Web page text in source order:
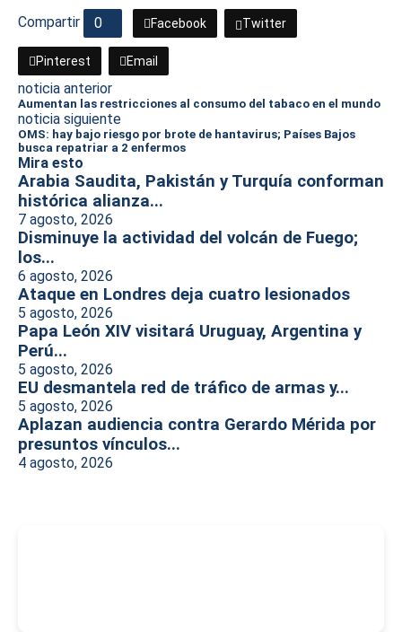
Compartir 0 Facebook Twitter
Pinterest Email
noticia anterior
Aumentan las restricciones al consumo del tabaco en el mundo
noticia siguiente
OMS: hay bajo riesgo por brote de hantavirus; Países Bajos
busca repatriar a 2 enfermos
Mira esto
Arabia Saudita, Pakistán y Turquía conforman
histórica alianza...
7 agosto, 2026
Disminuye la actividad del volcán de Fuego;
los...
6 agosto, 2026
Ataque en Londres deja cuatro lesionados
5 agosto, 2026
Papa León XIV visitará Uruguay, Argentina y
Perú...
5 agosto, 2026
EU desmantela red de tráfico de armas y...
5 agosto, 2026
Aplazan audiencia contra Gerardo Mérida por
presuntos vínculos...
4 agosto, 2026